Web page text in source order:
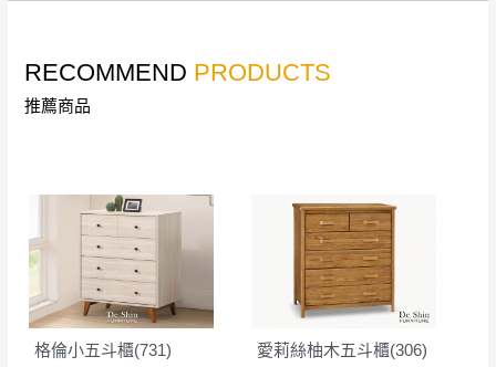
狀況保有出貨的權利。
保護物流人員的工作安全，賣家無提供吊掛服務，若
商品，無法指定特定時間送達，司機當天到貨前皆會
再與您通知，讓您不用整天在家等貨，以免浪費你的
寶貴時間。
如遇自然災害、政府宣布之災害警報等不可抗力情
事，而危及運送人員輸送之安全，本司得視狀況延後
或停止運送服務。
台北市、新北市地區固定每周(三)、(日)兩天
環境不同。若屬人為因素導致商品損壞、零
件短缺，則維修、搬運費用，需由消費者自
行吸收(另事先與消費者報價，消費者同意將
會進行維修)。
到貨7日內為鑑賞期(注意:鑑賞期非試用期)，
若非商品品質瑕疵問題於鑑賞期內退貨之情
RECOMMEND PRODUCTS
推薦商品
格倫小五斗櫃(731) 愛莉絲柚木五斗櫃(306)